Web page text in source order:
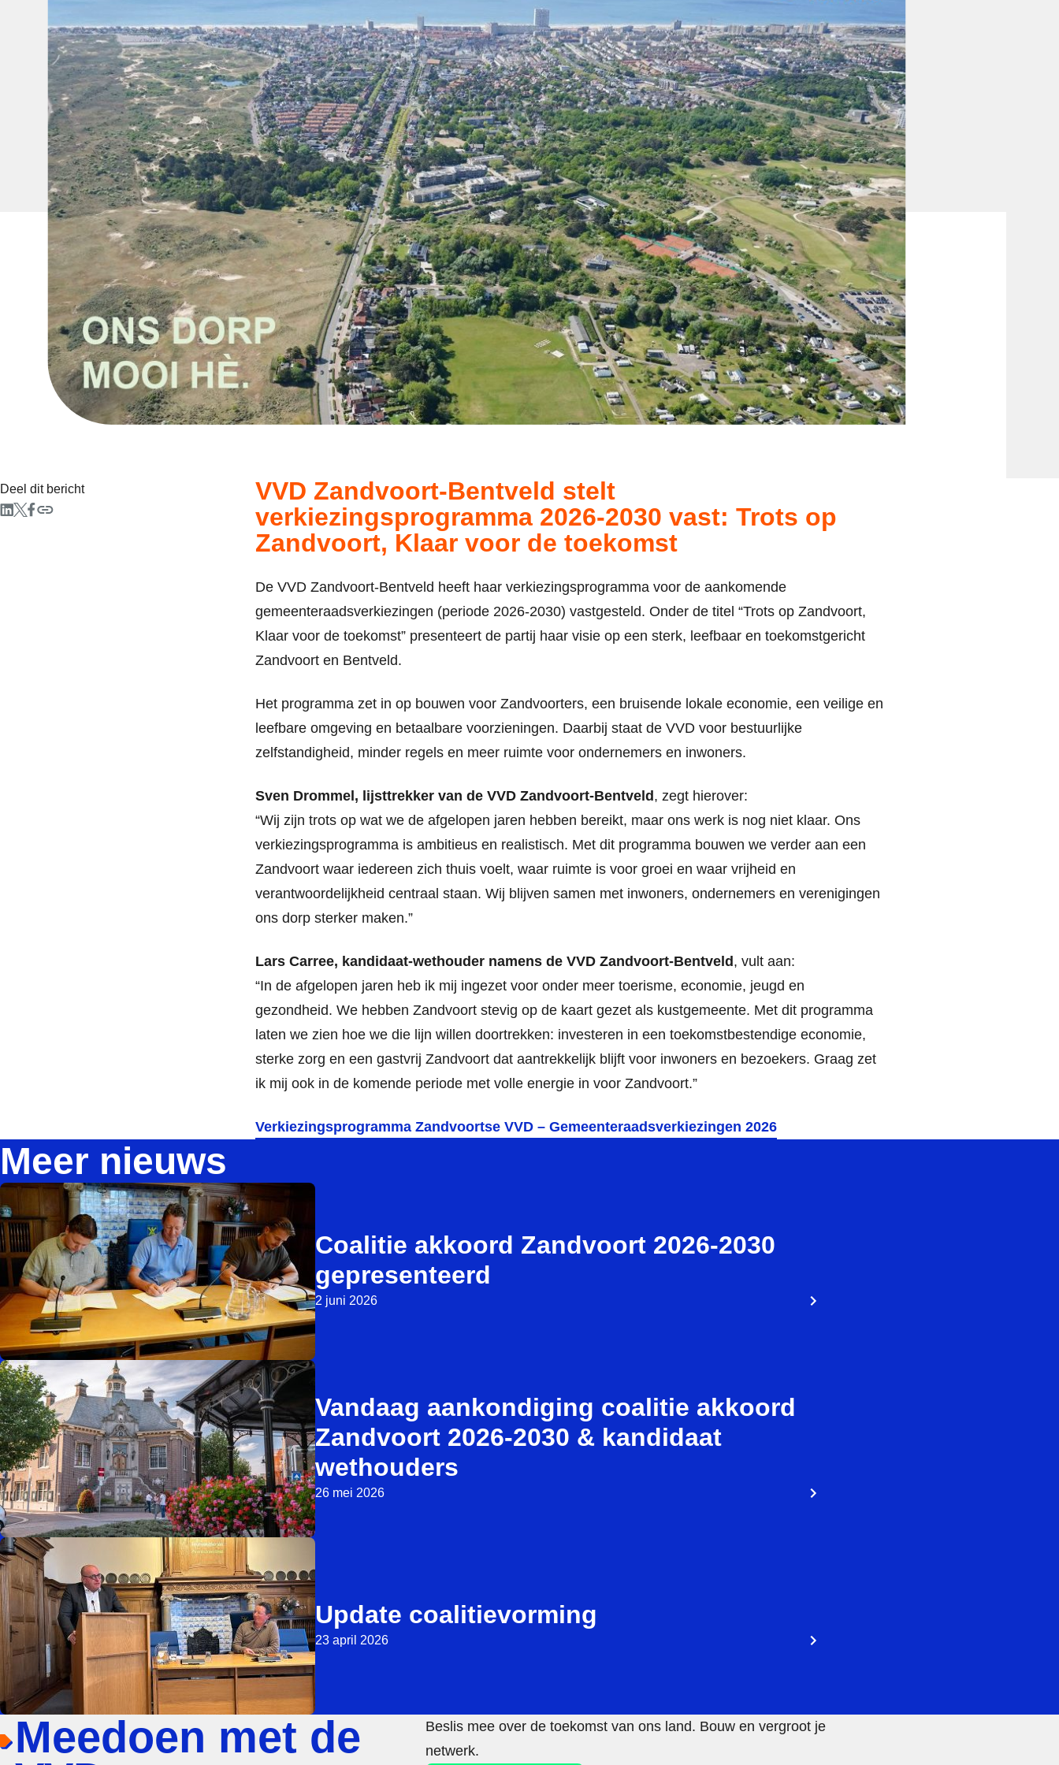
VVD Zandvoort-Bentveld stelt
verkiezingsprogramma 2026-2030 vast: Trots op
Zandvoort, Klaar voor de toekomst
De VVD Zandvoort-Bentveld heeft haar verkiezingsprogramma voor de aankomende
gemeenteraadsverkiezingen (periode 2026-2030) vastgesteld. Onder de titel “Trots op Zandvoort,
Klaar voor de toekomst” presenteert de partij haar visie op een sterk, leefbaar en toekomstgericht
Zandvoort en Bentveld.
Het programma zet in op bouwen voor Zandvoorters, een bruisende lokale economie, een veilige en
leefbare omgeving en betaalbare voorzieningen. Daarbij staat de VVD voor bestuurlijke
zelfstandigheid, minder regels en meer ruimte voor ondernemers en inwoners.
Sven Drommel, lijsttrekker van de VVD Zandvoort-Bentveld, zegt hierover:
“Wij zijn trots op wat we de afgelopen jaren hebben bereikt, maar ons werk is nog niet klaar. Ons
verkiezingsprogramma is ambitieus en realistisch. Met dit programma bouwen we verder aan een
Zandvoort waar iedereen zich thuis voelt, waar ruimte is voor groei en waar vrijheid en
verantwoordelijkheid centraal staan. Wij blijven samen met inwoners, ondernemers en verenigingen
ons dorp sterker maken.”
Lars Carree, kandidaat-wethouder namens de VVD Zandvoort-Bentveld, vult aan:
“In de afgelopen jaren heb ik mij ingezet voor onder meer toerisme, economie, jeugd en
gezondheid. We hebben Zandvoort stevig op de kaart gezet als kustgemeente. Met dit programma
laten we zien hoe we die lijn willen doortrekken: investeren in een toekomstbestendige economie,
sterke zorg en een gastvrij Zandvoort dat aantrekkelijk blijft voor inwoners en bezoekers. Graag zet
ik mij ook in de komende periode met volle energie in voor Zandvoort.”
Verkiezingsprogramma Zandvoortse VVD – Gemeenteraadsverkiezingen 2026
Deel dit bericht
Meer nieuws
Coalitie akkoord Zandvoort 2026-2030
gepresenteerd
2 juni 2026
Vandaag aankondiging coalitie akkoord
Zandvoort 2026-2030 & kandidaat
wethouders
26 mei 2026
Update coalitievorming
23 april 2026
Meedoen met de
Beslis mee over de toekomst van ons land. Bouw en vergroot je
netwerk.